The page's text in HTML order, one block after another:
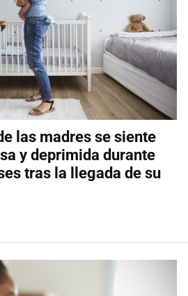
las madres se siente
y deprimida durante
tras la llegada de su